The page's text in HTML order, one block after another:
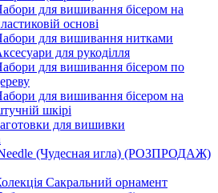
для вишивання бісером на
основі
для вишивання нитками
для рукоділля
для вишивання бісером по
для вишивання бісером на
шкірі
для вишивки
(Чудесная игла) (РОЗПРОДАЖ)
Сакральний орнамент